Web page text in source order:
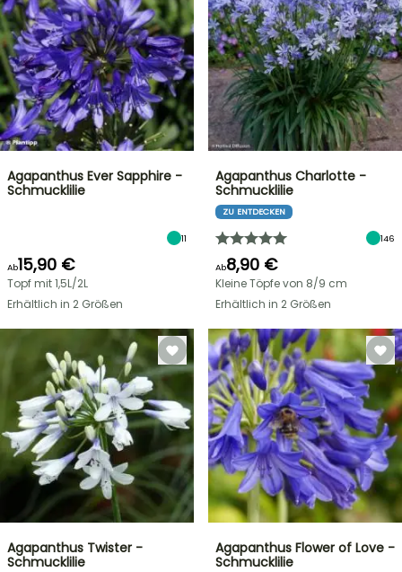
Agapanthus Ever Sapphire -
Schmucklilie
11
Ab15,90 €
Topf mit 1,5L/2L
Erhältlich in 2 Größen
Agapanthus Charlotte -
Schmucklilie
ZU ENTDECKEN
146
Ab8,90 €
Kleine Töpfe von 8/9 cm
Erhältlich in 2 Größen
Agapanthus Twister -
Schmucklilie
Agapanthus Flower of Love -
Schmucklilie